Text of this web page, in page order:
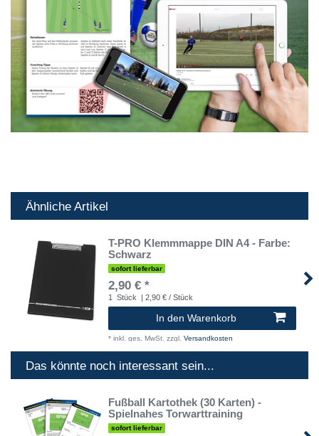
Ähnliche Artikel
T-PRO Klemmmappe DIN A4 - Farbe:
Schwarz
sofort lieferbar
2,90 € *
1 Stück | 2,90 € / Stück
In den Warenkorb
* inkl. ges. MwSt. zzgl. Versandkosten
Das könnte noch interessant sein...
Fußball Kartothek (30 Karten) -
Spielnahes Torwarttraining
sofort lieferbar